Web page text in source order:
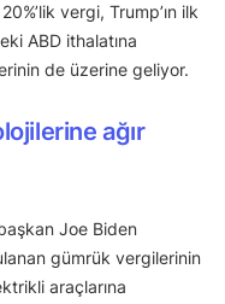
vergi, Trump’ın ilk
ABD ithalatına
de üzerine geliyor.
ağır
Joe Biden
gümrük vergilerinin
araçlarına